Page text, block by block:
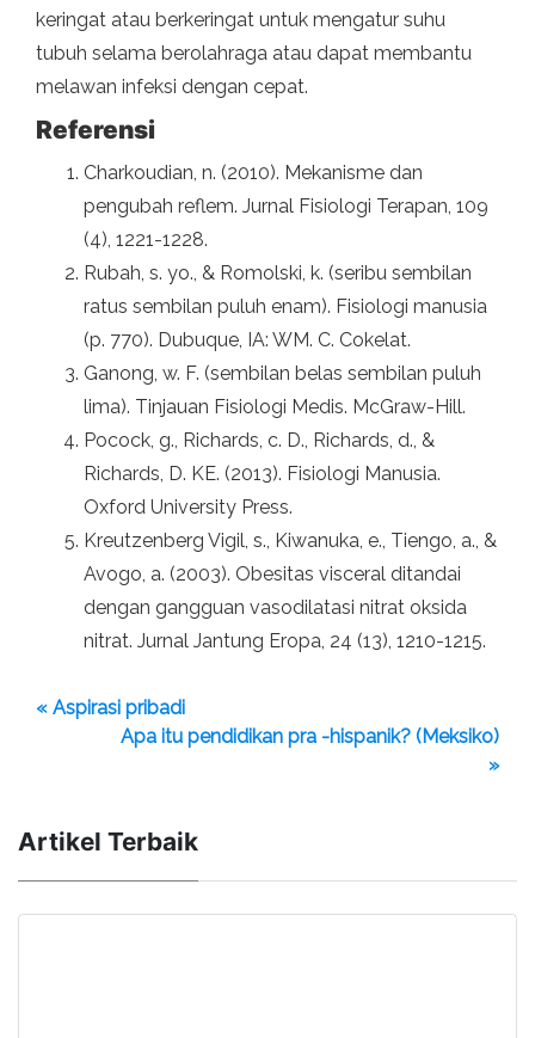
keringat atau berkeringat untuk mengatur suhu
tubuh selama berolahraga atau dapat membantu
melawan infeksi dengan cepat.
Referensi
Charkoudian, n. (2010). Mekanisme dan
pengubah reflem. Jurnal Fisiologi Terapan, 109
(4), 1221-1228.
Rubah, s. yo., & Romolski, k. (seribu sembilan
ratus sembilan puluh enam). Fisiologi manusia
(p. 770). Dubuque, IA: WM. C. Cokelat.
Ganong, w. F. (sembilan belas sembilan puluh
lima). Tinjauan Fisiologi Medis. McGraw-Hill.
Pocock, g., Richards, c. D., Richards, d., &
Richards, D. KE. (2013). Fisiologi Manusia.
Oxford University Press.
Kreutzenberg Vigil, s., Kiwanuka, e., Tiengo, a., &
Avogo, a. (2003). Obesitas visceral ditandai
dengan gangguan vasodilatasi nitrat oksida
nitrat. Jurnal Jantung Eropa, 24 (13), 1210-1215.
« Aspirasi pribadi
Apa itu pendidikan pra -hispanik? (Meksiko)
»
Artikel Terbaik